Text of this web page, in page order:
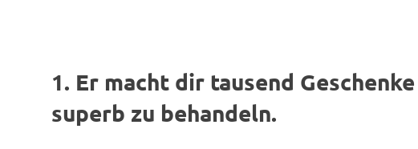
1. Er macht dir tausend
superb zu behandeln.